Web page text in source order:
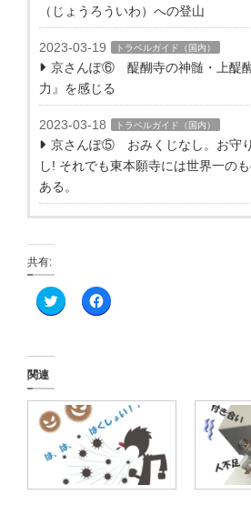
（じょうろういわ）への登山
2023-03-19 トラベルガイド（国内）
京さんぽ⑥ 醍醐寺の神髄・上醍
力』を感じる
2023-03-18 トラベルガイド（国内）
京さんぽ⑤ おみくじなし。お守
し! それでも東本願寺には世界一の
ある。
共有:
ク
リ
t
t
e
r
で
共
有
(
F
a
共
有
す
る
に
は
ク
リ
関連